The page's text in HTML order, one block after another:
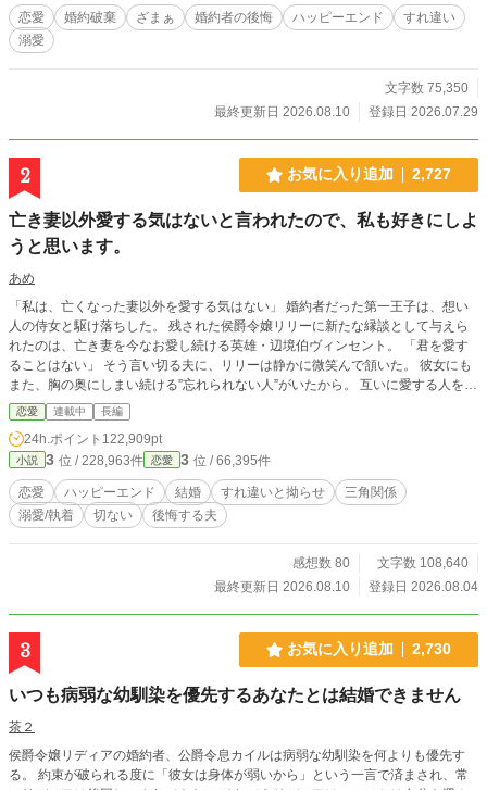
恋愛 婚約破棄 ざまぁ 婚約者の後悔 ハッピーエンド
すれ違い
溺愛
文字数 75,350
最終更新日 2026.08.10
登録日 2026.07.29
2 お気に入り追加 2,727
亡き妻以外愛する気はないと言われたので、私も好きにしよ
うと思います。
あめ
「私は、亡くなった妻以外を愛する気はない」 婚約者だった第一王子は、想い
人の侍女と駆け落ちした。 残された侯爵令嬢リリーに新たな縁談として与えら
れたのは、亡き妻を今なお愛し続ける英雄・辺境伯ヴィンセント。 「君を愛す
ることはない」 そう言い切る夫に、リリーは静かに微笑んで頷いた。 彼女にも
また、胸の奥にしまい続ける”忘れられない人”がいたから。 互いに愛する人を忘
れられないまま始まった、冷え切った政略結婚。 しかし、使用人や領民から慕
われるリリーの優しさに触れるうち、ヴィンセントの凍てついた心は少しずつ変
わり始める。 だが、その矢先。 ヴィンセントは、リリーが一人の男と親しげに
語り合う姿を目撃してしまう。 「あの男は何だ」 「私の初恋の人です。……今
も、その人だけを想っています」 激しく動揺し、彼女を責めるヴィンセント。
そんな夫を見つめ、リリーは不思議そうに首を傾げた。 「旦那様だって、奥様
以外は愛する気はないと仰っていたじゃないですか」 亡き妻だけを愛すると誓
期で、15時、0時に投稿することもあります。
恋愛 連載中 長編
24h.ポイント 122,909pt
小説 3 位 / 228,963件 恋愛 3 位 / 66,395件
恋愛 ハッピーエンド 結婚 すれ違いと拗らせ
三角関係
溺愛/執着
切ない 後悔する夫
感想数 80
文字数 108,640
最終更新日 2026.08.10
登録日 2026.08.04
3 お気に入り追加 2,730
いつも病弱な幼馴染を優先するあなたとは結婚できません
茶２
侯爵令嬢リディアの婚約者、公爵令息カイルは病弱な幼馴染を何よりも優先す
る。 約束が破られる度に「彼女は身体が弱いから」という一言で済まされ、常